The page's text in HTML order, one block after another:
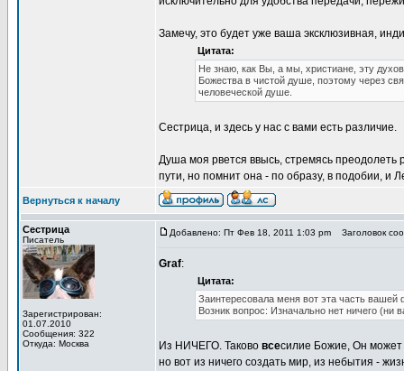
Замечу, это будет уже ваша эксклюзивная,
Цитата:
Не знаю, как Вы, а мы, христиане, эту
Божества в чистой душе, поэтому через
человеческой душе.
Сестрица, и здесь у нас с вами есть различие.
Душа моя рвется ввысь, стремясь преодолеть
пути, но помнит она - по образу, в подобии, и
Вернуться к началу
Сестрица
Писатель
Зарегистрирован:
01.07.2010
Сообщения: 322
Откуда: Москва
Добавлено: Пт Фев 18, 2011 1:03 pm Заголовок
Graf:
Цитата:
Заинтересовала меня вот эта часть
Возник вопрос: Изначально нет ничего (ни
Из НИЧЕГО. Таково всесилие Божие, Он может
но вот из ничего создать мир, из небытия -